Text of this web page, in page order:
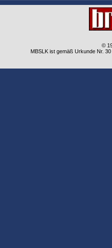
©
MBSLK ist gemäß Urkunde Nr.